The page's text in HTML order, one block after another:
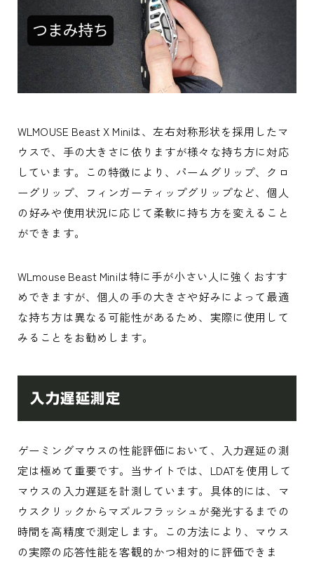
WLMOUSE Beast X Miniは、左右対称形状を採用したマ
ウスで、手の大きさに依りますが様々な持ち方に対応
しています。この特徴により、パームグリップ、クロ
ーグリップ、フィンガーティップグリップなど、個人
の好みや使用状況に応じて柔軟に持ち方を変えること
ができます。
WLmouse Beast Miniは特に手が小さい人に強くおすす
めできますが、個人の手の大きさや好みによって最適
な持ち方は異なる可能性があるため、実際に使用して
みることをお勧めします。
入力遅延測定
ゲーミングマウスの性能評価において、入力遅延の測
定は極めて重要です。当サイトでは、LDATを使用して
マウスの入力遅延を計測しています。具体的には、マ
ウスクリックからマズルフラッシュが発光するまでの
時間を高精度で測定します。この方法により、マウス
の実際の応答性能を客観的かつ相対的に評価できま